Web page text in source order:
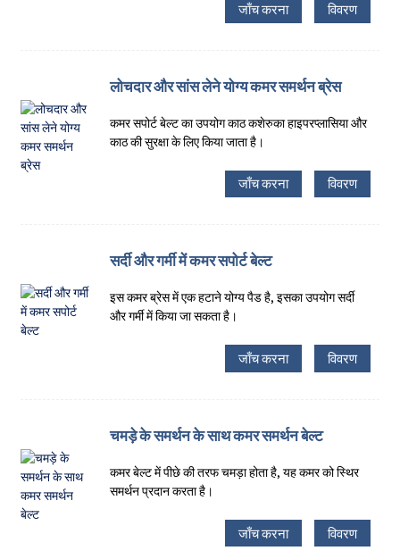
जाँच करना विवरण
लोचदार और सांस लेने योग्य कमर समर्थन ब्रेस
कमर सपोर्ट बेल्ट का उपयोग काठ कशेरुका हाइपरप्लासिया और
काठ की सुरक्षा के लिए किया जाता है।
जाँच करना विवरण
सर्दी और गर्मी में कमर सपोर्ट बेल्ट
इस कमर ब्रेस में एक हटाने योग्य पैड है, इसका उपयोग सर्दी
और गर्मी में किया जा सकता है।
जाँच करना विवरण
चमड़े के समर्थन के साथ कमर समर्थन बेल्ट
कमर बेल्ट में पीछे की तरफ चमड़ा होता है, यह कमर को स्थिर
समर्थन प्रदान करता है।
जाँच करना विवरण